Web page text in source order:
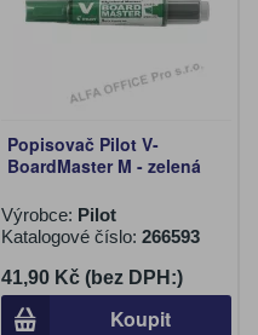
Popisovač Pilot V-
BoardMaster M - zelená
Výrobce: Pilot
Katalogové číslo: 266593
41,90 Kč (bez DPH:)
Koupit